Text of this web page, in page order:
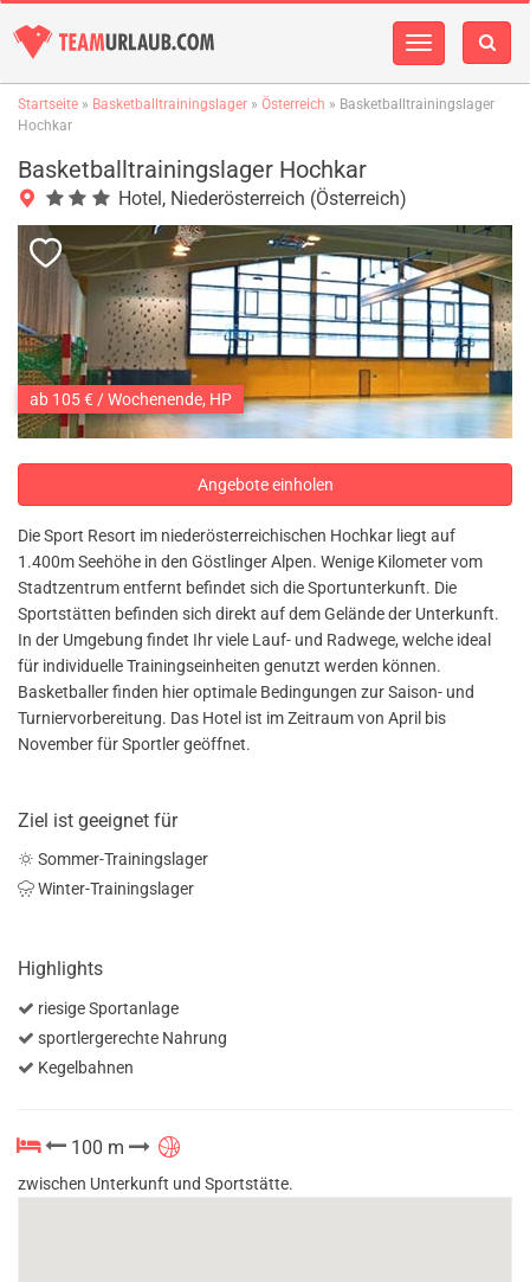
Navigation
Startseite » Basketballtrainingslager » Österreich » Basketballtrainingslager
Hochkar
Basketballtrainingslager Hochkar
Hotel, Niederösterreich (Österreich)
ab 105 € / Wochenende, HP
Angebote einholen
Die Sport Resort im niederösterreichischen Hochkar liegt auf
1.400m Seehöhe in den Göstlinger Alpen. Wenige Kilometer vom
Stadtzentrum entfernt befindet sich die Sportunterkunft. Die
Sportstätten befinden sich direkt auf dem Gelände der Unterkunft.
In der Umgebung findet Ihr viele Lauf- und Radwege, welche ideal
für individuelle Trainingseinheiten genutzt werden können.
Basketballer finden hier optimale Bedingungen zur Saison- und
Turniervorbereitung. Das Hotel ist im Zeitraum von April bis
November für Sportler geöffnet.
Ziel ist geeignet für
Sommer-Trainingslager
Winter-Trainingslager
Highlights
riesige Sportanlage
sportlergerechte Nahrung
Kegelbahnen
100 m
zwischen Unterkunft und Sportstätte.